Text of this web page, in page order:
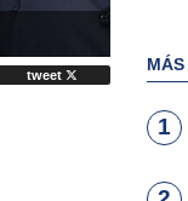
tweet
1